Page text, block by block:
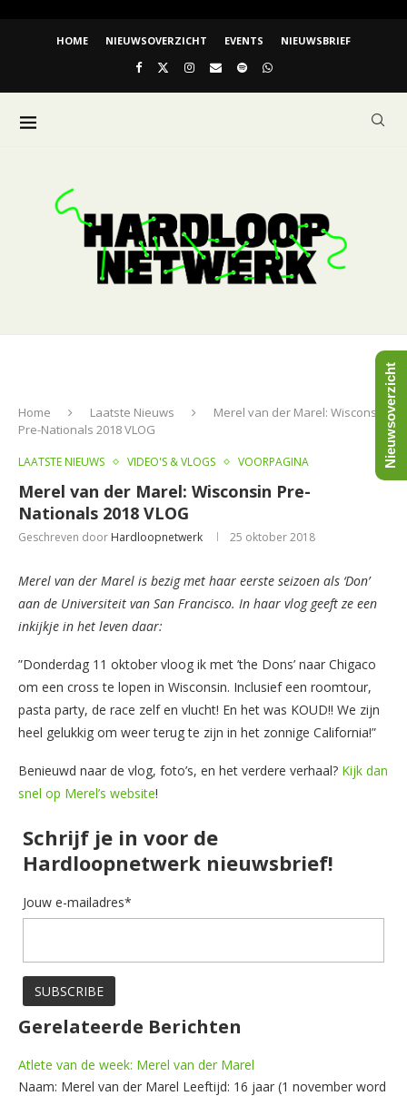
HOME NIEUWSOVERZICHT EVENTS NIEUWSBRIEF
Home Laatste Nieuws
Merel van der Marel: Wisconsin
Pre-Nationals 2018 VLOG
LAATSTE NIEUWS VIDEO'S & VLOGS VOORPAGINA
Merel van der Marel: Wisconsin Pre-
Nationals 2018 VLOG
Geschreven door Hardloopnetwerk 25 oktober 2018
Merel van der Marel is bezig met haar eerste seizoen als ‘Don’
aan de Universiteit van San Francisco. In haar vlog geeft ze een
inkijkje in het leven daar:
”Donderdag 11 oktober vloog ik met ’the Dons’ naar Chigaco
om een cross te lopen in Wisconsin. Inclusief een roomtour,
pasta party, de race zelf en vlucht! En het was KOUD!! We zijn
heel gelukkig om weer terug te zijn in het zonnige California!”
Benieuwd naar de vlog, foto’s, en het verdere verhaal? Kijk dan
snel op Merel’s website!
Schrijf je in voor de
Hardloopnetwerk nieuwsbrief!
Jouw e-mailadres*
Gerelateerde Berichten
Atlete van de week: Merel van der Marel
Naam: Merel van der Marel Leeftijd: 16 jaar (1 november word
Nieuwsoverzicht